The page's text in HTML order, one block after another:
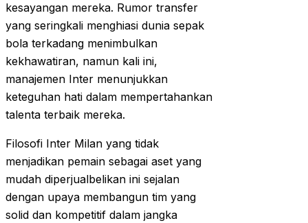
kesayangan mereka. Rumor transfer
yang seringkali menghiasi dunia sepak
bola terkadang menimbulkan
kekhawatiran, namun kali ini,
manajemen Inter menunjukkan
keteguhan hati dalam mempertahankan
talenta terbaik mereka.
Filosofi Inter Milan yang tidak
menjadikan pemain sebagai aset yang
mudah diperjualbelikan ini sejalan
dengan upaya membangun tim yang
solid dan kompetitif dalam jangka